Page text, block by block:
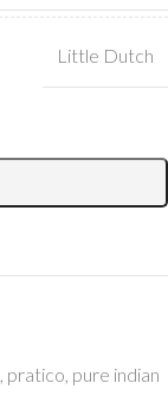
Little Dutch
, pratico, pure indian